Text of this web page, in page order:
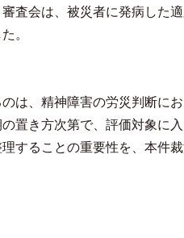
査会は、被災者に発病した
。
は、精神障害の労災判断に
置き方次第で、評価対象に
することの重要性を、本件